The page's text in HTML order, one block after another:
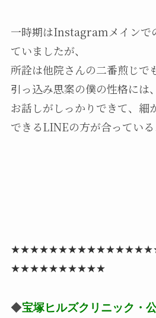
一時期はInstagramメインで
ていましたが、
所詮は他院さんの二番煎じで
引っ込み思案の僕の性格には、
お話しがしっかりできて、細
できるLINEの方が合っている
★★★★★★★★★★
◆宝塚ヒルズクリニック・